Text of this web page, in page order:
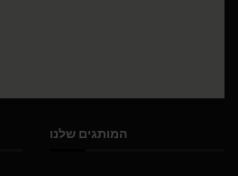
המותגים שלנו